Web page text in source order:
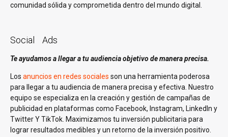
comunidad sólida y comprometida dentro del mundo digital.
Social Ads
Te ayudamos a llegar a tu audiencia objetivo de manera precisa.
Los anuncios en redes sociales son una herramienta poderosa
para llegar a tu audiencia de manera precisa y efectiva. Nuestro
equipo se especializa en la creación y gestión de campañas de
publicidad en plataformas como Facebook, Instagram, LinkedIn y
Twitter Y TikTok. Maximizamos tu inversión publicitaria para
lograr resultados medibles y un retorno de la inversión positivo.